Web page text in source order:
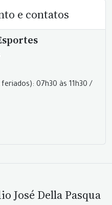
e contatos
07h30 às 11h30 /
José Della Pasqua